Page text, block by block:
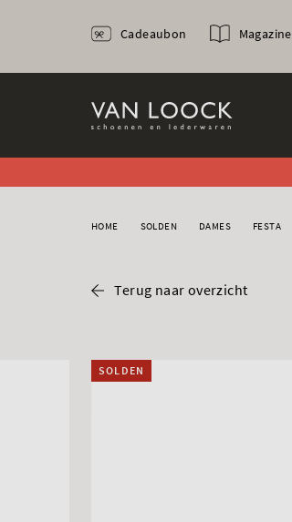
Cadeaubon Magazine
HOME SOLDEN DAMES FESTA
Terug naar overzicht
SOLDEN